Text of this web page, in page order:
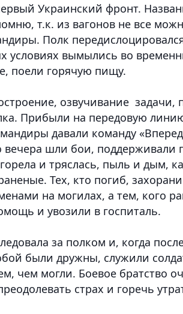
Украинский фронт.
т.к. из вагонов не все
Полк
условиях вымылись во
поели горячую пищу.
озвучивание задачи,
Прибыли на передовую
давали команду
вечера шли бои, поддерживали
горела и тряслась, пыль и дым,
Тех, кто погиб,
на могилах, а тем, кого
и увозили в госпиталь.
за полком и, когда
были дружны, служили
чем могли. Боевое братство
страх и горечь